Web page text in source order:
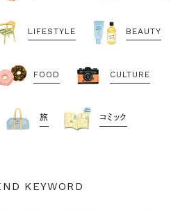
LIFESTYLE BEAUTY
FOOD CULTURE
旅 コミック
KEYWORD